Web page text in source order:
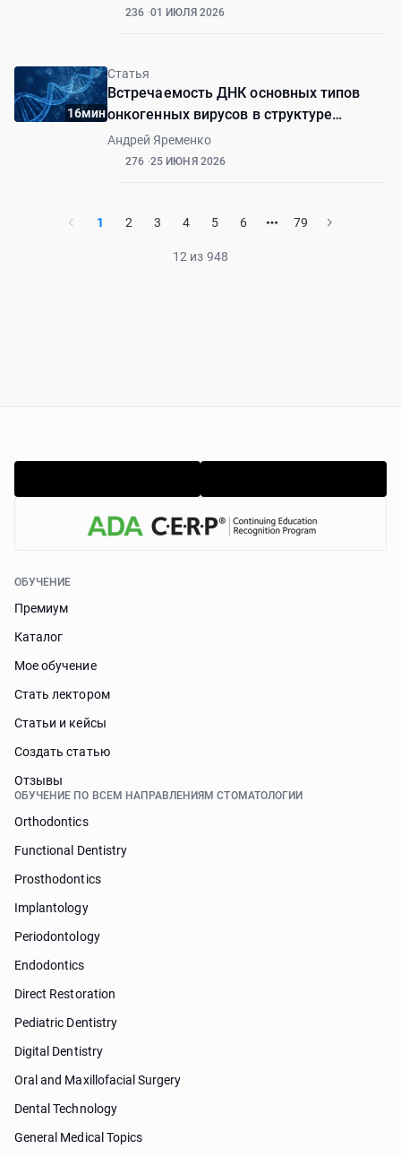
236 01 ИЮЛЯ 2026
16мин
Статья
Встречаемость ДНК основных типов
онкогенных вирусов в структуре
плоскоклеточного рака и нормальной
слизистой оболочки полости рта
Андрей Яременко
276 25 ИЮНЯ 2026
1 2 3 4 5 6 79
12 из 948
ОБУЧЕНИЕ
Премиум
Каталог
Мое обучение
Стать лектором
Статьи и кейсы
Cоздать статью
Отзывы
ОБУЧЕНИЕ ПО ВСЕМ НАПРАВЛЕНИЯМ СТОМАТОЛОГИИ
Orthodontics
Functional Dentistry
Prosthodontics
Implantology
Periodontology
Endodontics
Direct Restoration
Pediatric Dentistry
Digital Dentistry
Oral and Maxillofacial Surgery
Dental Technology
General Medical Topics